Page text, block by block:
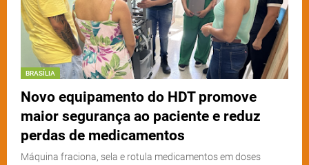
BRASÍLIA
Novo equipamento do HDT promove
maior segurança ao paciente e reduz
perdas de medicamentos
Máquina fraciona, sela e rotula medicamentos em doses